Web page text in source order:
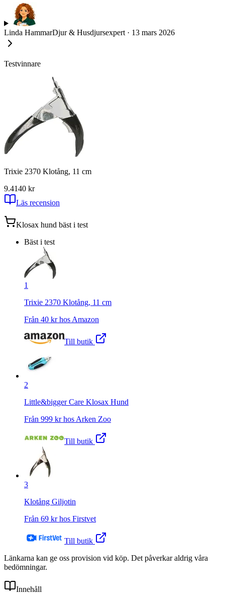
Linda HammarDjur & Husdjursexpert · 13 mars 2026
Testvinnare
Trixie 2370 Klotång, 11 cm
9.4140 kr
Läs recension
Klosax hund bäst i test
Bäst i test
1
Trixie 2370 Klotång, 11 cm
Från 40 kr hos Amazon
Till butik
2
Little&bigger Care Klosax Hund
Från 999 kr hos Arken Zoo
Till butik
3
Klotång Giljotin
Från 69 kr hos Firstvet
Till butik
Länkarna kan ge oss provision vid köp. Det påverkar aldrig våra
bedömningar.
Innehåll